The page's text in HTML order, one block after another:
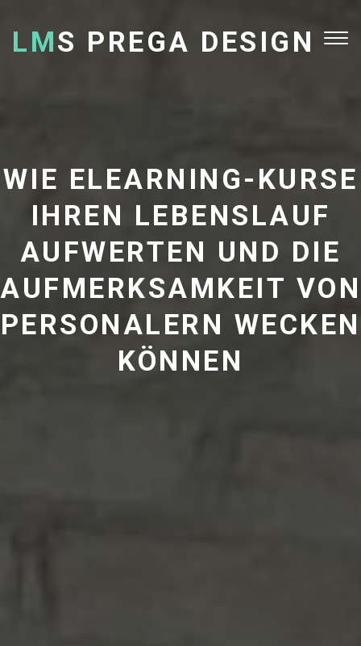
LMS PREGA DESIGN
WIE ELEARNING-KURSE
IHREN LEBENSLAUF
AUFWERTEN UND DIE
AUFMERKSAMKEIT VON
PERSONALERN WECKEN
KÖNNEN